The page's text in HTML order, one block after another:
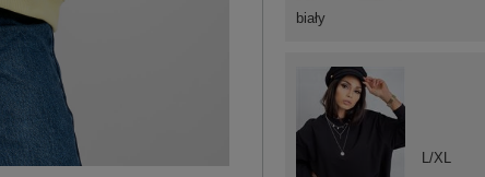
biały
L/XL